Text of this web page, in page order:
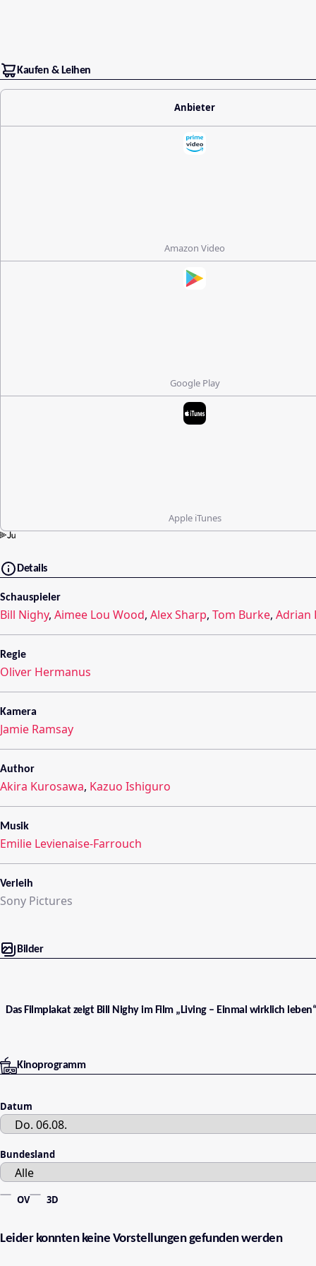
Kaufen & Leihen
Anbieter
Amazon Video
Google Play
Apple iTunes
Details
Schauspieler
Bill Nighy, Aimee Lou Wood, Alex Sharp, Tom Burke, Adrian
Regie
Oliver Hermanus
Kamera
Jamie Ramsay
Author
Akira Kurosawa, Kazuo Ishiguro
Musik
Emilie Levienaise-Farrouch
Verleih
Sony Pictures
Bilder
Das Filmplakat zeigt Bill Nighy im Film „Living – Einmal wirklich
Kinoprogramm
Datum
Bundesland
OV 3D
Leider konnten keine Vorstellungen gefunden werden